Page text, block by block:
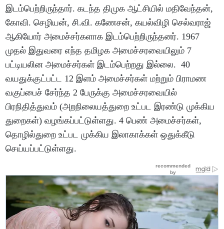
இடம்பெற்றிருந்தார். கடந்த திமுக ஆட்சியில் மதிவேந்தன்,
கோவி. செழியன், சி.வி. கணேசன், கயல்விழி செல்வராஜ்
ஆகியோர் அமைச்சர்களாக இடம்பெற்றிருந்தனர். 1967
முதல் இதுவரை எந்த தமிழக அமைச்சரவையிலும் 7
பட்டியலின அமைச்சர்கள் இடம்பெற்றது இல்லை. 40
வயதுக்குட்பட்ட 12 இளம் அமைச்சர்கள் மற்றும் பிராமண
வகுப்பைச் சேர்ந்த 2 பேருக்கு அமைச்சரவையில்
பிரநிதித்துவம் (அறநிலையத்துறை உட்பட இரண்டு முக்கிய
துறைகள்) வழங்கப்பட்டுள்ளது. 4 பெண் அமைச்சர்கள்,
தொழில்துறை உட்பட முக்கிய இலாகாக்கள் ஒதுக்கீடு
செய்யப்பட்டுள்ளது.